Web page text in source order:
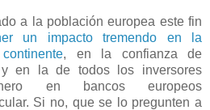
a la población europea este fin
un impacto tremendo en la
, en la confianza de
y en la de todos los inversores
en bancos europeos
Si no, que se lo pregunten a